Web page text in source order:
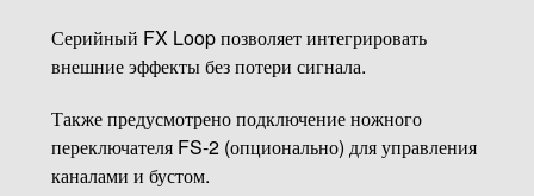
Серийный FX Loop позволяет интегрировать
внешние эффекты без потери сигнала.
Также предусмотрено подключение ножного
переключателя FS-2 (опционально) для управления
каналами и бустом.